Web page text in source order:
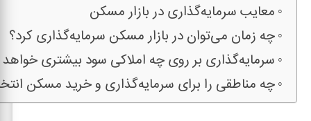
معایب سرمایه‌گذاری در بازار مسکن
چه زمان می‌توان در بازار مسکن سرمایه‌گذاری کرد؟
سرمایه‌گذاری بر روی چه املاکی سود بیشتری
چه مناطقی را برای سرمایه‌گذاری و خرید مسکن